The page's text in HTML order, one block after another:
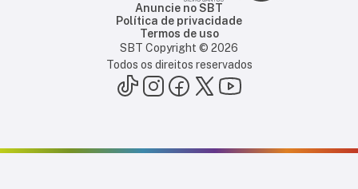
Anuncie no SBT
Política de privacidade
Termos de uso
SBT Copyright © 2026
Todos os direitos reservados